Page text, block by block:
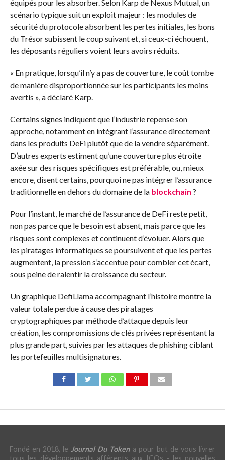
équipés pour les absorber. Selon Karp de Nexus Mutual, un
scénario typique suit un exploit majeur : les modules de
sécurité du protocole absorbent les pertes initiales, les bons
du Trésor subissent le coup suivant et, si ceux-ci échouent,
les déposants réguliers voient leurs avoirs réduits.
« En pratique, lorsqu’il n’y a pas de couverture, le coût tombe
de manière disproportionnée sur les participants les moins
avertis », a déclaré Karp.
Certains signes indiquent que l’industrie repense son
approche, notamment en intégrant l’assurance directement
dans les produits DeFi plutôt que de la vendre séparément.
D’autres experts estiment qu’une couverture plus étroite
axée sur des risques spécifiques est préférable, ou, mieux
encore, disent certains, pourquoi ne pas intégrer l’assurance
traditionnelle en dehors du domaine de la blockchain ?
Pour l’instant, le marché de l’assurance de DeFi reste petit,
non pas parce que le besoin est absent, mais parce que les
risques sont complexes et continuent d’évoluer. Alors que
les piratages informatiques se poursuivent et que les pertes
augmentent, la pression s’accentue pour combler cet écart,
sous peine de ralentir la croissance du secteur.
Un graphique DefiLlama accompagnant l’histoire montre la
valeur totale perdue à cause des piratages
cryptographiques par méthode d’attaque depuis leur
création, les compromissions de clés privées représentant la
plus grande part, suivies par les attaques de phishing ciblant
les portefeuilles multisignatures.
Fondé en 2018, le Journal Du Tokena pour but de vous livrer
tous les développements afférents aux ICOs - les nouvelles